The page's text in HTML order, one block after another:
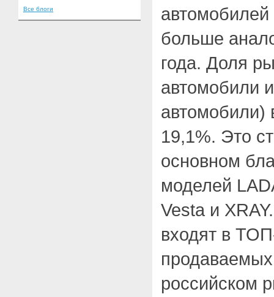
Все блоги
больше
года. Доля
автомобили
автомобили)
19,1%. Это
основном
моделей
Vesta и
входят в
российском